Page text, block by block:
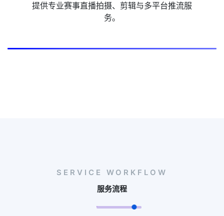
提供专业赛事直播拍摄、剪辑与多平台推流服
务。
SERVICE WORKFLOW
服务流程